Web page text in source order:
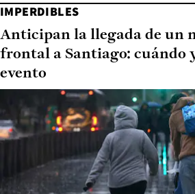
IMPERDIBLES
Anticipan la llegada de un
frontal a Santiago: cuándo
evento